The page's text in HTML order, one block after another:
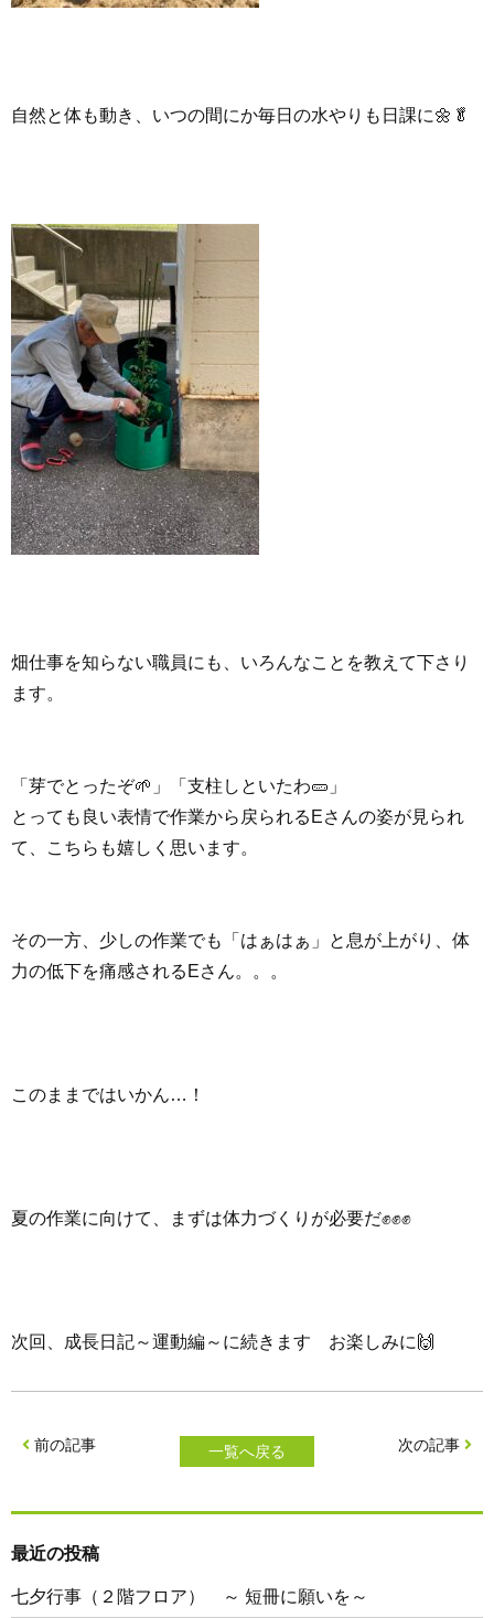
自然と体も動き、いつの間にか毎日の水やりも日課に🌼🥬
畑仕事を知らない職員にも、いろんなことを教えて下さり
ます。
「芽でとったぞ🌱」「支柱しといたわ🥒」
とっても良い表情で作業から戻られるEさんの姿が見られ
て、こちらも嬉しく思います。
その一方、少しの作業でも「はぁはぁ」と息が上がり、体
力の低下を痛感されるEさん。。。
このままではいかん…！
夏の作業に向けて、まずは体力づくりが必要だ✊✊✊
次回、成長日記～運動編～に続きます お楽しみに🙌
前の記事 一覧へ戻る 次の記事
最近の投稿
七夕行事（２階フロア） ～ 短冊に願いを～